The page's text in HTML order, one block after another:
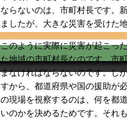
ならないのは、市町村長です。
ましたが、大きな災害を受けた
このように実際に災害が起こっ
た地域の市町村長なのです。市
まなければならないのです。し
すから、都道府県や国の援助が
の現場を視察するのは、何を都
いのかを決めるためです。それ